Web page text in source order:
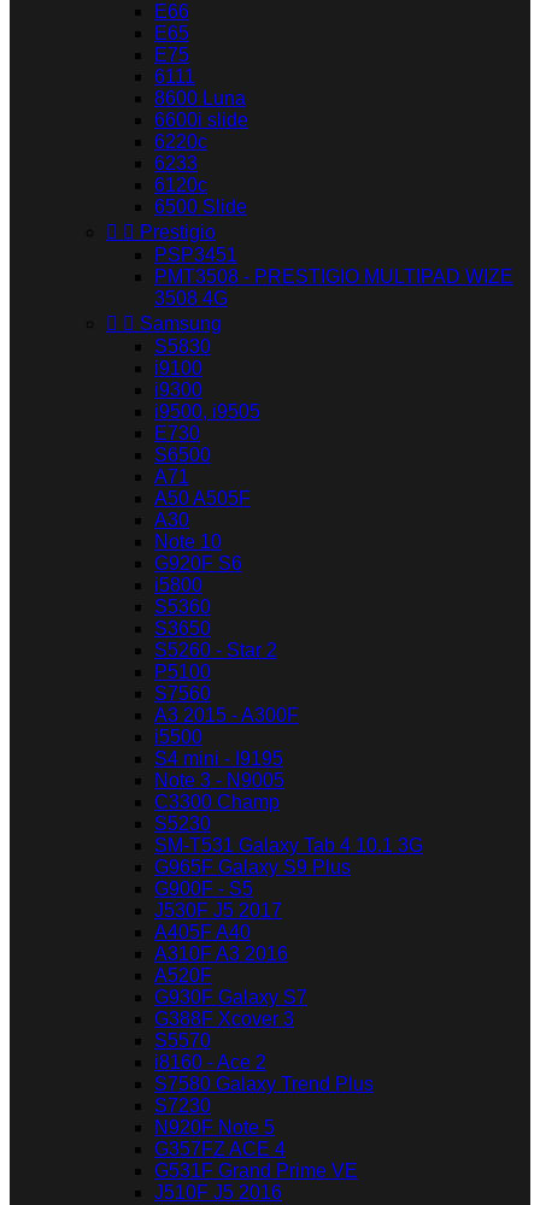
E66
E65
E75
6111
8600 Luna
6600i slide
6220c
6233
6120c
6500 Slide
  Prestigio
PSP3451
PMT3508 - PRESTIGIO MULTIPAD WIZE
3508 4G
  Samsung
S5830
i9100
i9300
i9500, i9505
E730
S6500
A71
A50 A505F
A30
Note 10
G920F S6
i5800
S5360
S3650
S5260 - Star 2
P5100
S7560
A3 2015 - A300F
i5500
S4 mini - I9195
Note 3 - N9005
C3300 Champ
S5230
SM-T531 Galaxy Tab 4 10.1 3G
G965F Galaxy S9 Plus
G900F - S5
J530F J5 2017
A405F A40
A310F A3 2016
A520F
G930F Galaxy S7
G388F Xcover 3
S5570
i8160 - Ace 2
S7580 Galaxy Trend Plus
S7230
N920F Note 5
G357FZ ACE 4
G531F Grand Prime VE
J510F J5 2016